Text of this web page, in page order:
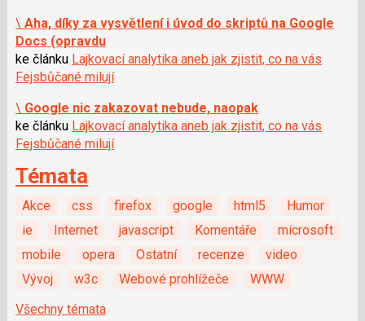
\ Aha, díky za vysvětlení i úvod do skriptů na Google
Docs (opravdu
ke článku Lajkovací analytika aneb jak zjistit, co na vás
Fejsbůčané milují
\ Google nic zakazovat nebude, naopak
ke článku Lajkovací analytika aneb jak zjistit, co na vás
Fejsbůčané milují
Témata
Akce css firefox google html5
Humor
ie
Internet javascript Komentáře
microsoft
mobile
opera Ostatní recenze
video
Vývoj
w3c Webové prohlížeče
WWW
Všechny témata